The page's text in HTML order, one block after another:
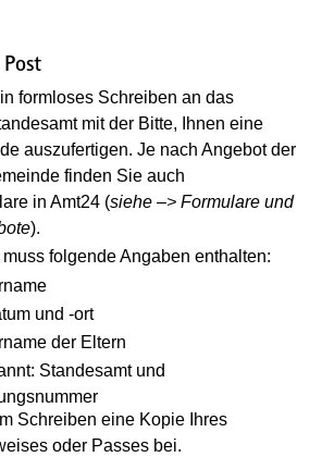
formloses Schreiben an das
mit der Bitte, Ihnen eine
auszufertigen. Je nach Angebot der
finden Sie auch
in Amt24 (siehe –> Formulare und
).
muss folgende Angaben enthalten:
und -ort
der Eltern
Standesamt und
Schreiben eine Kopie Ihres
oder Passes bei.